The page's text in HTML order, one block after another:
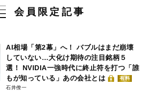
会員限定記事
AI相場「第2幕」へ！ バブルはまだ崩壊
していない…大化け期待の注目銘柄５
選！ NVIDIA一強時代に終止符を打つ「誰
もが知っている」あの会社とは
有料
石井僚一